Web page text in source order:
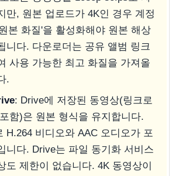
만, 원본 업로드가 4K인 경우 계정
본 화질'을 활성화해야 원본 해상
니다. 다운로더는 공유 앨범 링크
사용 가능한 최고 화질을 가져올
.
: Drive에 저장된 동영상(링크로
함)은 원본 형식을 유지합니다.
H.264 비디오와 AAC 오디오가 포
니다. Drive는 파일 동기화 서비스
도 제한이 없습니다. 4K 동영상이